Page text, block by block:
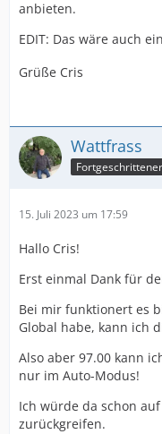
anbieten.
EDIT: Das wäre auch
Grüße Cris
Wattfrass
Fortgeschrittener
15. Juli 2023 um 17:59
Hallo Cris!
Erst einmal Dank für
Bei mir funktionert es
Global habe, kann ich
Also aber 97.00 kann
nur im Auto-Modus!
Ich würde da schon
zurückgreifen.